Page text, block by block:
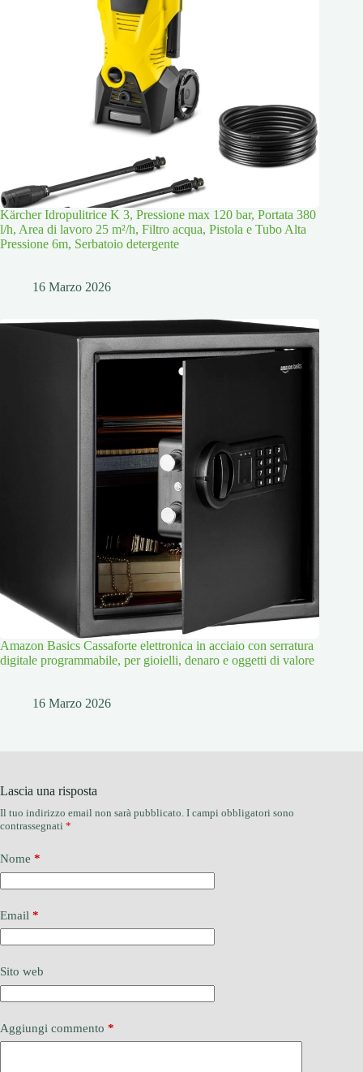
Kärcher Idropulitrice K 3, Pressione max 120 bar, Portata 380
l/h, Area di lavoro 25 m²/h, Filtro acqua, Pistola e Tubo Alta
Pressione 6m, Serbatoio detergente
16 Marzo 2026
Amazon Basics Cassaforte elettronica in acciaio con serratura
digitale programmabile, per gioielli, denaro e oggetti di valore
16 Marzo 2026
Lascia una risposta
Il tuo indirizzo email non sarà pubblicato. I campi obbligatori sono
contrassegnati *
Nome *
Email *
Sito web
Aggiungi commento *